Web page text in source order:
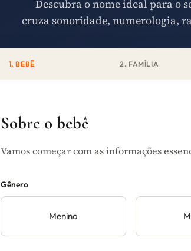
Descubra o nome ideal para o
cruza sonoridade, numerologia,
1. BEBÊ 2. FAMÍLIA
Sobre o bebê
Vamos começar com as informações
Gênero
Menino